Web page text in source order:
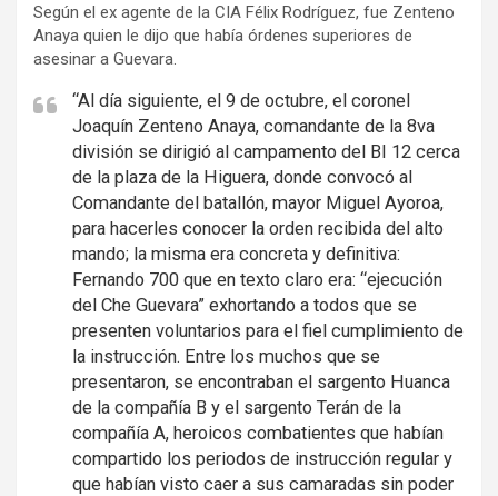
e
r
t
i
Según el ex agente de la CIA Félix Rodríguez, fue Zenteno
Anaya quien le dijo que había órdenes superiores de
asesinar a Guevara.
“Al día siguiente, el 9 de octubre, el coronel
Joaquín Zenteno Anaya, comandante de la 8va
división se dirigió al campamento del BI 12 cerca
de la plaza de la Higuera, donde convocó al
Comandante del batallón, mayor Miguel Ayoroa,
para hacerles conocer la orden recibida del alto
mando; la misma era concreta y definitiva:
Fernando 700 que en texto claro era: “ejecución
del Che Guevara” exhortando a todos que se
presenten voluntarios para el fiel cumplimiento de
la instrucción. Entre los muchos que se
presentaron, se encontraban el sargento Huanca
de la compañía B y el sargento Terán de la
compañía A, heroicos combatientes que habían
compartido los periodos de instrucción regular y
que habían visto caer a sus camaradas sin poder